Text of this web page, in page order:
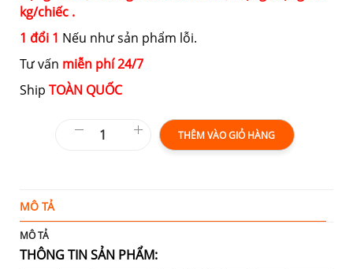
kg/chiếc .
1 đổi 1 Nếu như sản phẩm lỗi.
Tư vấn miễn phí 24/7
Ship TOÀN QUỐC
THÊM VÀO GIỎ HÀNG
MÔ TẢ
MÔ TẢ
THÔNG TIN SẢN PHẨM: